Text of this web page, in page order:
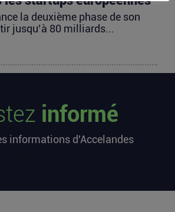
la deuxième phase de son
jusqu’à 80 milliards...
cette semaine
françaises ont levé 113
informé
informations d'Accelandes